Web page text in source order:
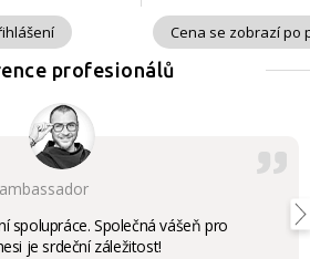
Cena se zobrazí po
profesionálů
spolupráce. Společná vášeň pro
je srdeční záležitost!